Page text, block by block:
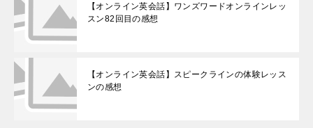
【オンライン英会話】ワンズワードオンラインレッ
スン82回目の感想
【オンライン英会話】スピークラインの体験レッス
ンの感想